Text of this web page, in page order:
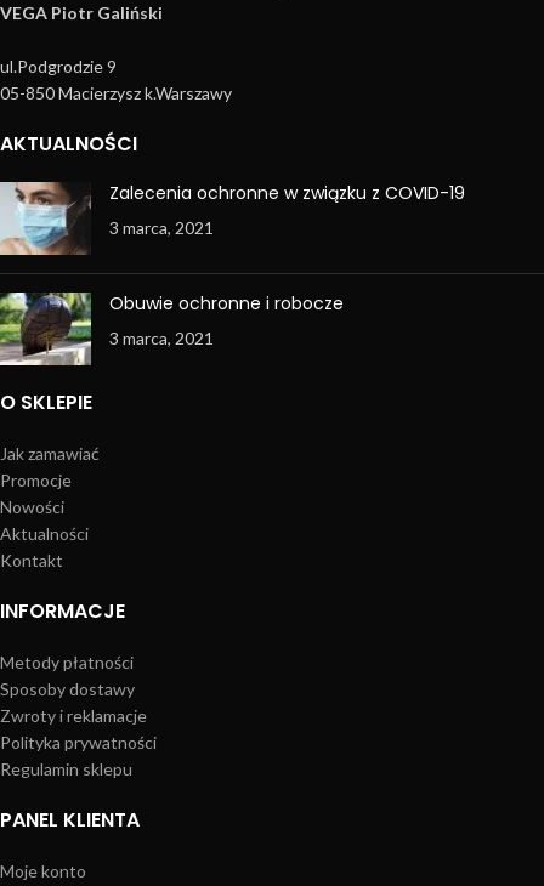
VEGA Piotr Galiński
ul.Podgrodzie 9
05-850 Macierzysz k.Warszawy
AKTUALNOŚCI
Zalecenia ochronne w związku z COVID-19
3 marca, 2021
Obuwie ochronne i robocze
3 marca, 2021
O SKLEPIE
Jak zamawiać
Promocje
Nowości
Aktualności
Kontakt
INFORMACJE
Metody płatności
Sposoby dostawy
Zwroty i reklamacje
Polityka prywatności
Regulamin sklepu
PANEL KLIENTA
Moje konto